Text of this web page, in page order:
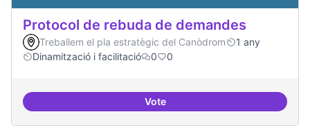
Protocol de rebuda de demandes
Treballem el pla estratègic del Canòdrom
1 any
Dinamització i facilitació
0 0
VoteProtocol de rebuda de demandes